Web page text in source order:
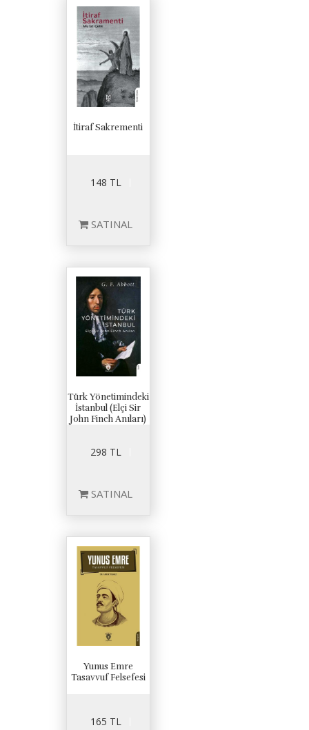
İtiraf Sakrementi
148 TL
SATINAL
Türk Yönetimindeki
İstanbul (Elçi Sir
John Finch Anıları)
298 TL
SATINAL
Yunus Emre
Tasavvuf Felsefesi
165 TL